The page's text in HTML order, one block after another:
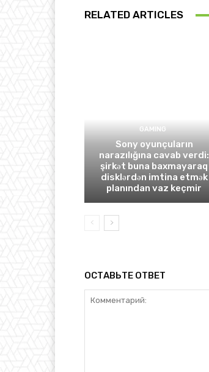
RELATED ARTICLES
GAMING
Sony oyunçuların
narazılığına cavab verdi:
şirkət buna baxmayaraq
disklərdən imtina etmək
planından vaz keçmir
ОСТАВЬТЕ ОТВЕТ